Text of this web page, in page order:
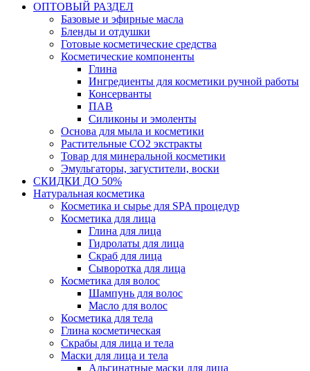
ОПТОВЫЙ РАЗДЕЛ
Базовые и эфирные масла
Бленды и отдушки
Готовые косметические средства
Косметические компоненты
Глина
Ингредиенты для косметики ручной работы
Консерванты
ПАВ
Силиконы и эмоленты
Основа для мыла и косметики
Растительные СО2 экстракты
Товар для минеральной косметики
Эмульгаторы, загустители, воски
СКИДКИ ДО 50%
Натуральная косметика
Косметика и сырье для SPA процедур
Косметика для лица
Глина для лица
Гидролаты для лица
Скраб для лица
Сыворотка для лица
Косметика для волос
Шампунь для волос
Масло для волос
Косметика для тела
Глина косметическая
Скрабы для лица и тела
Маски для лица и тела
Альгинатные маски для лица